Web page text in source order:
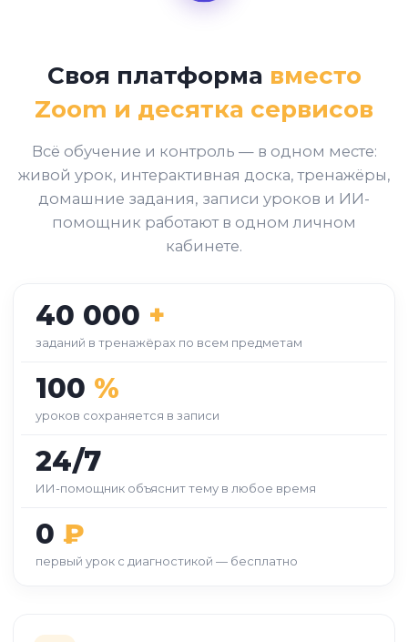
Своя платформа вместо
Zoom и десятка сервисов
Всё обучение и контроль — в одном месте:
живой урок, интерактивная доска, тренажёры,
домашние задания, записи уроков и ИИ-
помощник работают в одном личном
кабинете.
40 000 +
заданий в тренажёрах по всем предметам
100 %
уроков сохраняется в записи
24/7
ИИ-помощник объяснит тему в любое время
0 ₽
первый урок с диагностикой — бесплатно